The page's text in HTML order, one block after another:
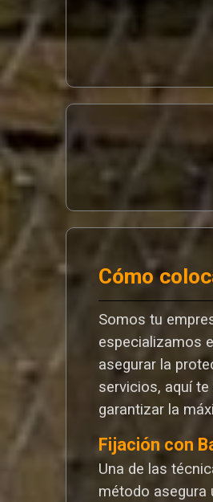
Cómo
Somos tu
especializamos
asegurar la
servicios, aquí
garantizar la
Fijación con
Una de las
método asegura